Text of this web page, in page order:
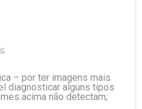
– por ter imagens mais
diagnosticar alguns tipos
acima não detectam;